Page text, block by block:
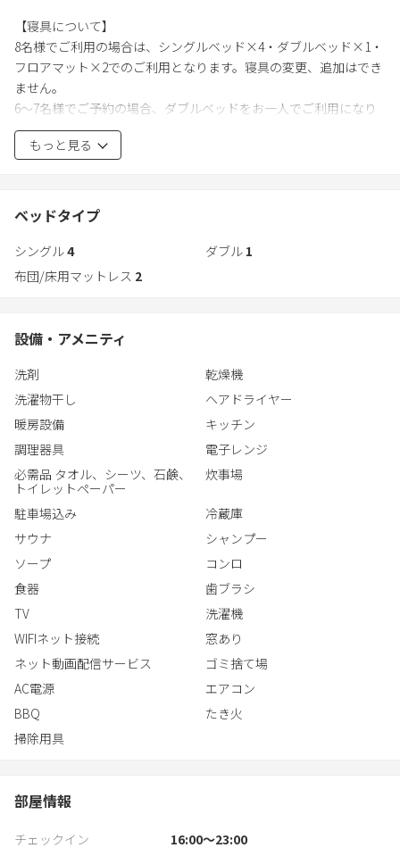
2. 星空ジャグジーとBBQ（〜21:00）
サウナ後は屋外ジャグジーとウッドデッキで至福の外気浴を。ア
メリカ製本格グリルでのBBQや焚き火のゆらぎも楽しめます。
※豊かな静寂を守るため、野外利用は21時まで。
3. 120インチ「没入シネマ」
21時からは洗練された室内リビングへ。壁一面の120インチ特大ス
調理器具一式完備のキッチン、ReFa製ドライヤー、Simmons製ベ
ッド、全面床暖房で極上のリラックスを。
【寝具について】
8名様でご利用の場合は、シングルベッド×4・ダブルベッド×1・
フロアマット×2でのご利用となります。寝具の変更、追加はでき
ません。
6～7名様でご予約の場合、ダブルベッドをお一人でご利用になり
たい場合や、フロアマットの追加をご希望の場合は、前日までに
ご連絡ください。
ます。
ん。
BBQ（コンロ・網・炭6㎏・トング）焚火（薪1束）付き
☆食材や調味料はご持参ください☆
※BBQコンロの持込は不可 火災防止の為※
〚スターハウス ワニベース］🔍
もっと見る
ベッドタイプ
シングル4 ダブル 1
布団/床用マットレス 2
設備・アメニティ
洗剤
乾燥機
洗濯物干し
ヘアドライヤー
暖房設備
キッチン
調理器具
電子レンジ
必需品 タオル、シーツ、石鹸、
トイレットペーパー
炊事場
駐車場込み
冷蔵庫
サウナ
シャンプー
ソープ
コンロ
食器
歯ブラシ
TV
洗濯機
WIFIネット接続
窓あり
ネット動画配信サービス
ゴミ捨て場
AC電源
エアコン
BBQ
たき火
掃除用具
部屋情報
チェックイン 16:00〜23:00